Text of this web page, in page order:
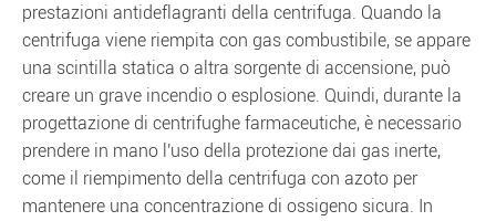
prestazioni antideflagranti della centrifuga. Quando la
centrifuga viene riempita con gas combustibile, se appare
una scintilla statica o altra sorgente di accensione, può
creare un grave incendio o esplosione. Quindi, durante la
progettazione di centrifughe farmaceutiche, è necessario
prendere in mano l'uso della protezione dai gas inerte,
come il riempimento della centrifuga con azoto per
mantenere una concentrazione di ossigeno sicura. In